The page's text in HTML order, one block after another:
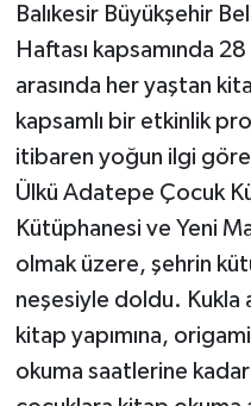
Balıkesir Büyükşehir
Haftası kapsamında
arasında her yaştan
kapsamlı bir etkinlik
itibaren yoğun ilgi
Ülkü Adatepe Çocuk
Kütüphanesi ve Yeni
olmak üzere, şehrin
neşesiyle doldu.
kitap yapımına,
okuma saatlerine